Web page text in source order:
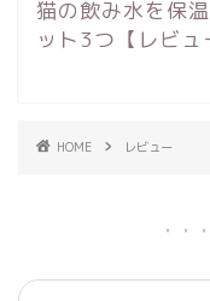
猫の飲み水を保
ット3つ【レビュ
HOME レビュー